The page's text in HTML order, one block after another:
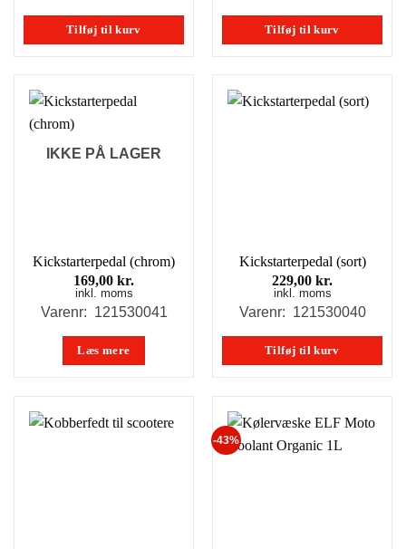
29,00 kr..25,00 kr..
Tilføj til kurv Tilføj til kurv
IKKE PÅ LAGER
Kickstarterpedal (chrom)
169,00 kr.
inkl. moms
Varenr: 121530041
Læs mere
Kickstarterpedal (sort)
229,00 kr.
inkl. moms
Varenr: 121530040
Tilføj til kurv
-43%